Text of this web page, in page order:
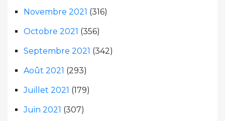
Novembre 2021 (316)
Octobre 2021 (356)
Septembre 2021 (342)
Août 2021 (293)
Juillet 2021 (179)
Juin 2021 (307)